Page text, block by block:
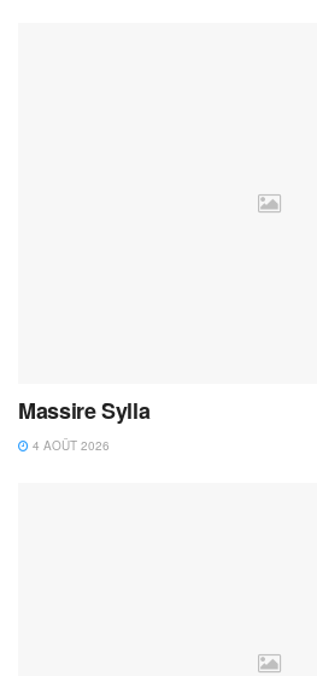
Massire Sylla
4 AOÛT 2026